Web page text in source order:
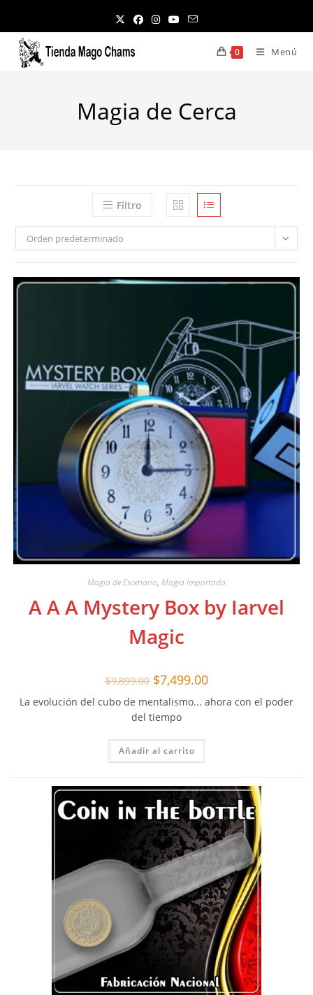
contenido
0 Menú
Magia de Cerca
Filtro
Orden predeterminado
Magia de Escenario, Magia Importada
A A A Mystery Box by Iarvel
Magic
$9,899.00 El
precio
original
era:
$9,899.00.
$7,499.00El
precio
actual
es:
La evolución del cubo de mentalismo... ahora con el poder
del tiempo
Añadir al carrito